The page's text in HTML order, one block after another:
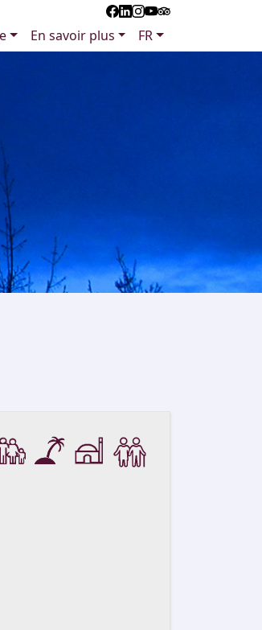
En savoir plus FR